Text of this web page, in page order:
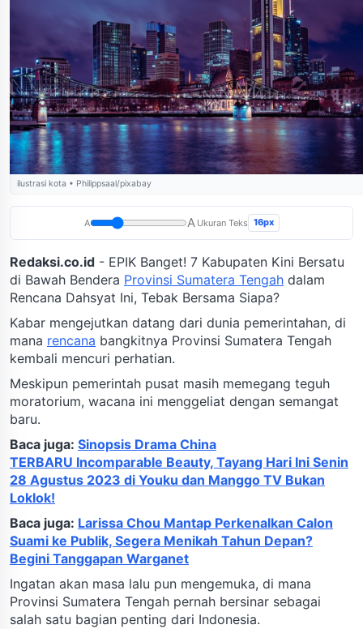
ilustrasi kota • Philippsaal/pixabay
A A Ukuran Teks 16px
Redaksi.co.id - EPIK Banget! 7 Kabupaten Kini Bersatu
di Bawah Bendera Provinsi Sumatera Tengah dalam
Rencana Dahsyat Ini, Tebak Bersama Siapa?
Kabar mengejutkan datang dari dunia pemerintahan, di
mana rencana bangkitnya Provinsi Sumatera Tengah
kembali mencuri perhatian.
Meskipun pemerintah pusat masih memegang teguh
moratorium, wacana ini menggeliat dengan semangat
baru.
Baca juga: Sinopsis Drama China
TERBARU Incomparable Beauty, Tayang Hari Ini Senin
28 Agustus 2023 di Youku dan Manggo TV Bukan
Loklok!
Baca juga: Larissa Chou Mantap Perkenalkan Calon
Suami ke Publik, Segera Menikah Tahun Depan?
Begini Tanggapan Warganet
Ingatan akan masa lalu pun mengemuka, di mana
Provinsi Sumatera Tengah pernah bersinar sebagai
salah satu bagian penting dari Indonesia.